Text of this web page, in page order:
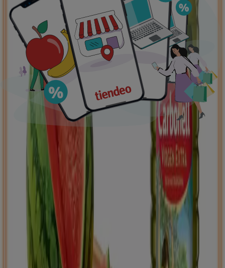
Ofertas destacadas
supermercadosjardín y bricolaje Freidora de airepatinete
eléctrico
viajesaceite de olivacomida
asiática
aguacates bomba de agua
Tiendeo en tu ciudad
Madrid Barcelona Valencia Sevilla
Zaragoza
Palma de Mallorca Alicante
Murcia
Las Palmas de Gran Canaria
Valladolid
Coruña
Vigo
Granada
Ver más ciudades
Descargar la APP
Tiendeo international